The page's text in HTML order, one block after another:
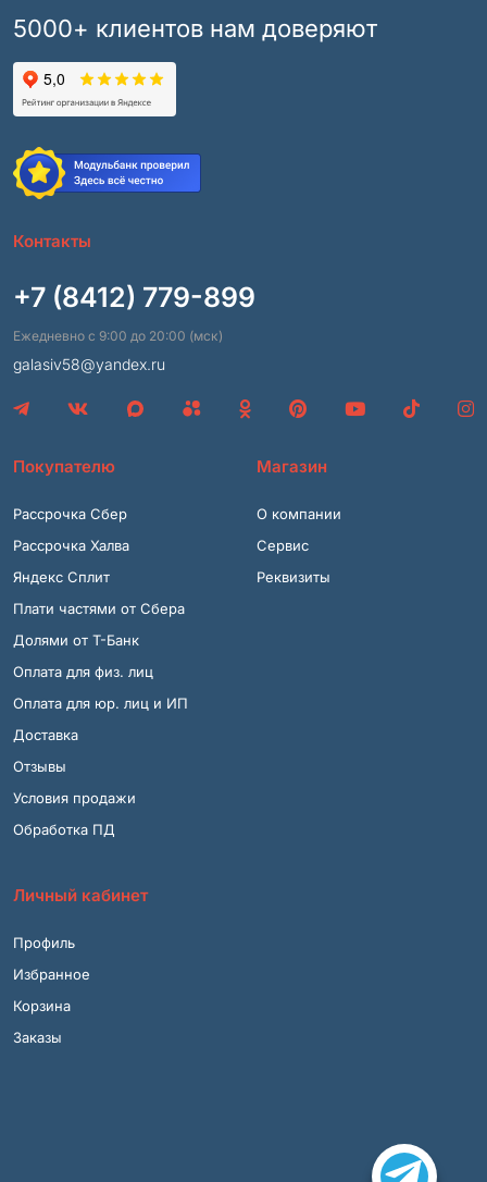
5000+ клиентов нам доверяют
Контакты
+7 (8412) 779-899
Ежедневно с 9:00 до 20:00 (мск)
galasiv58@yandex.ru
Покупателю
Рассрочка Сбер
Рассрочка Халва
Яндекс Сплит
Плати частями от Сбера
Долями от Т-Банк
Оплата для физ. лиц
Оплата для юр. лиц и ИП
Доставка
Отзывы
Условия продажи
Обработка ПД
Магазин
О компании
Сервис
Реквизиты
Личный кабинет
Профиль
Избранное
Корзина
Заказы